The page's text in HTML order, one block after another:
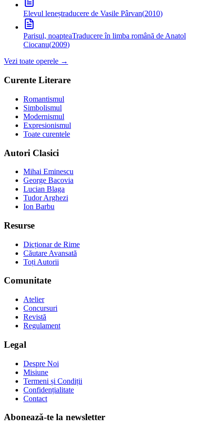
Elevul leneștraducere de Vasile Pârvan(2010)
Parisul, noapteaTraducere în limba română de Anatol
Ciocanu(2009)
Vezi toate operele →
Curente Literare
Romantismul
Simbolismul
Modernismul
Expresionismul
Toate curentele
Autori Clasici
Mihai Eminescu
George Bacovia
Lucian Blaga
Tudor Arghezi
Ion Barbu
Resurse
Dicționar de Rime
Căutare Avansată
Toți Autorii
Comunitate
Atelier
Concursuri
Revistă
Regulament
Legal
Despre Noi
Misiune
Termeni și Condiții
Confidențialitate
Contact
Abonează-te la newsletter